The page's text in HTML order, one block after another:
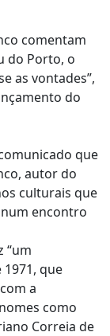
comentam
do Porto, o
as vontades”,
do
que
autor do
culturais que
num encontro
“um
que
a
como
Correia de